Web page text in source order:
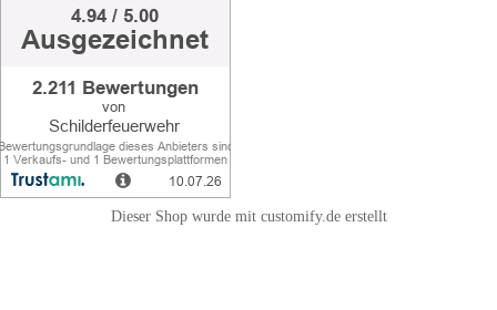
Dieser Shop wurde mit customify.de erstellt